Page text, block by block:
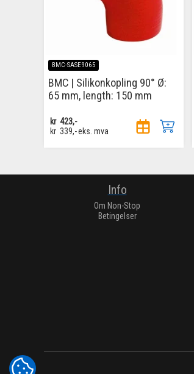
BMC-SASE9065
BMC | Silikonkopling 90° Ø:
65 mm, length: 150 mm
kr 423,-
kr 339,-eks. mva
Info
Om Non-Stop
Betingelser